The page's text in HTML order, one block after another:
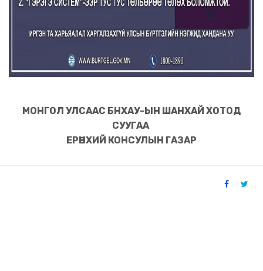
МОНГОЛ УЛСААС БНХАУ-ЫН ШАНХАЙ ХОТОД
СУУГАА
ЕРӨНХИЙ КОНСУЛЫН ГАЗАР